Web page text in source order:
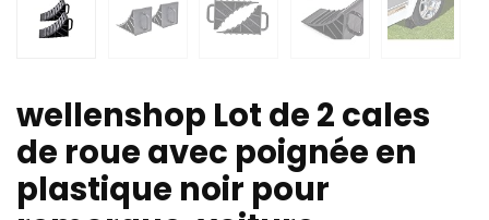
wellenshop Lot de 2 cales
de roue avec poignée en
plastique noir pour